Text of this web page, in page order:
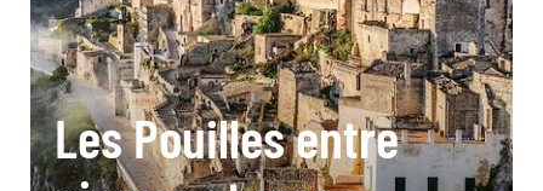
Les Pouilles entre